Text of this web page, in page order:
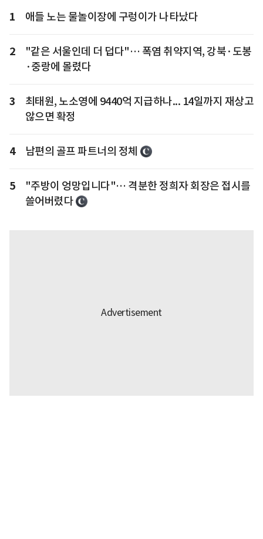
1 애들 노는 물놀이장에 구렁이가 나타났다
2
"같은 서울인데 더 덥다"… 폭염 취약지역, 강북·도봉
·중랑에 몰렸다
3
최태원, 노소영에 9440억 지급하나... 14일까지 재상고
않으면 확정
4 남편의 골프 파트너의 정체
5
"주방이 엉망입니다"… 격분한 정희자 회장은 접시를
쓸어버렸다